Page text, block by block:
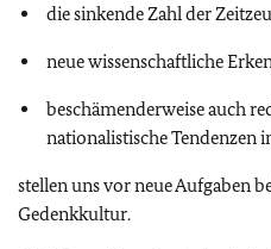
die sinkende Zahl der
neue wissenschaftliche
beschämenderweise auch
nationalistische Tendenzen
stellen uns vor neue Aufgaben
Gedenkkultur.